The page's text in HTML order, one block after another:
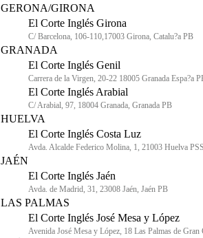
GERONA/GIRONA
El Corte Inglés Girona
C/ Barcelona, 106-110,17003 Girona, Catalu?a PB
GRANADA
El Corte Inglés Genil
Carrera de la Virgen, 20-22 18005 Granada Espa?a
El Corte Inglés Arabial
C/ Arabial, 97, 18004 Granada, Granada PB
HUELVA
El Corte Inglés Costa Luz
Avda. Alcalde Federico Molina, 1, 21003 Huelva PSS
JAÉN
El Corte Inglés Jaén
Avda. de Madrid, 31, 23008 Jaén, Jaén PB
LAS PALMAS
El Corte Inglés José Mesa y López
Avenida José Mesa y López, 18 Las Palmas de Gran